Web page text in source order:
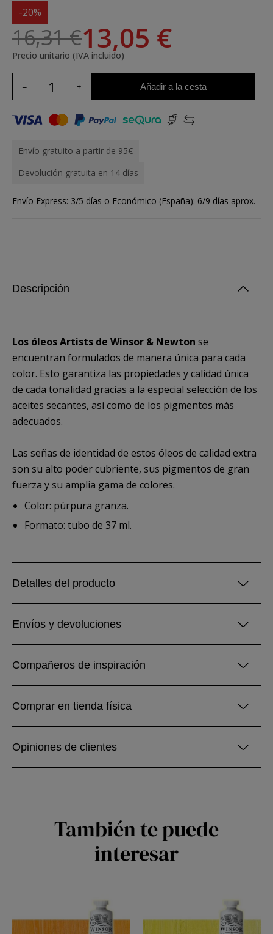
-20%
16,31 €13,05 €
Precio unitario (IVA incluido)
Añadir a la cesta
Envío gratuito a partir de 95€
Devolución gratuita en 14 días
Envío Express: 3/5 días o Económico (España): 6/9 días aprox.
Descripción
Los óleos Artists de Winsor & Newton se
encuentran formulados de manera única para cada
color. Esto garantiza las propiedades y calidad única
de cada tonalidad gracias a la especial selección de los
aceites secantes, así como de los pigmentos más
adecuados.
Las señas de identidad de estos óleos de calidad extra
son su alto poder cubriente, sus pigmentos de gran
fuerza y su amplia gama de colores.
Color: púrpura granza.
Formato: tubo de 37 ml.
Detalles del producto
Envíos y devoluciones
Compañeros de inspiración
Comprar en tienda física
Opiniones de clientes
También te puede
interesar